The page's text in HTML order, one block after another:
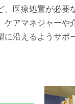
、医療処置が必要
アマネジャーや
沿えるようサポ